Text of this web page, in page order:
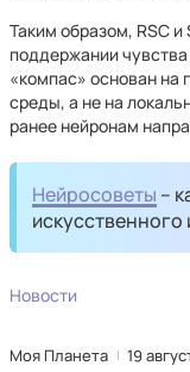
Таким образом, RSC
поддержании
«компас» основан на
среды, а не на
ранее нейронам
Нейросоветы –
искусственного
Новости
Моя Планета 19